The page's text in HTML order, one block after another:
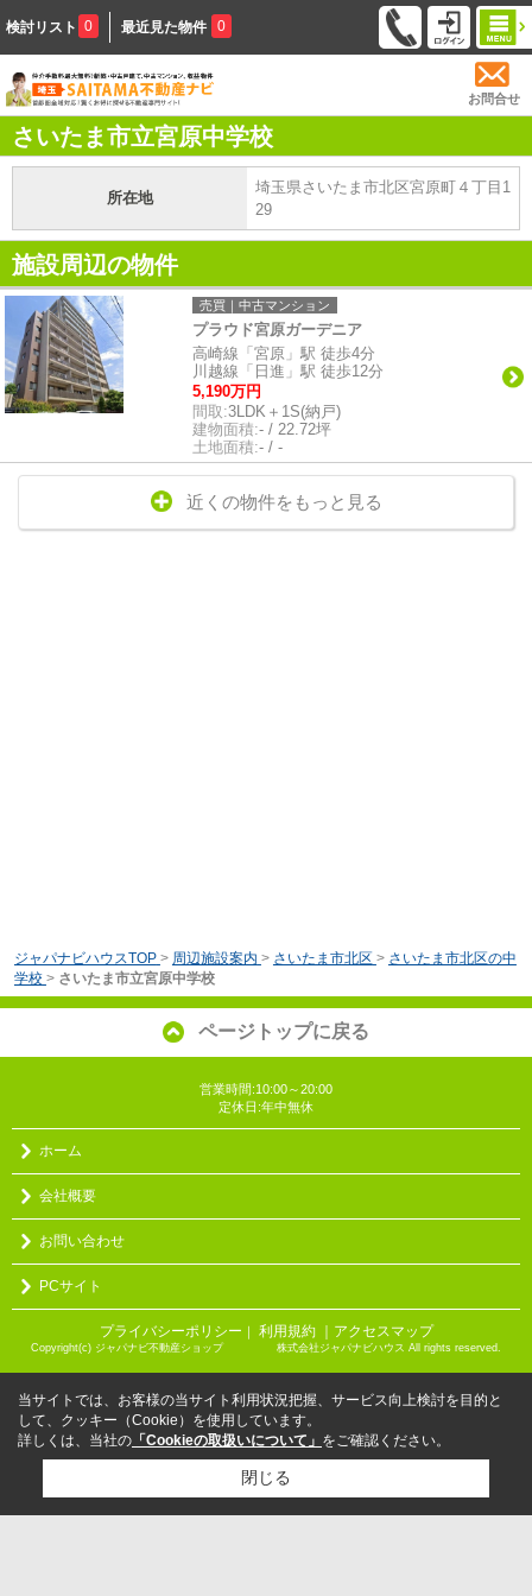
検討リスト 0 最近見た物件 0
お問合せ
さいたま市立宮原中学校
所在地
埼玉県さいたま市北区宮原町４丁目1
29
施設周辺の物件
売買｜中古マンション
プラウド宮原ガーデニア
高崎線「宮原」駅 徒歩4分
川越線「日進」駅 徒歩12分
5,190万円
間取:3LDK＋1S(納戸)
建物面積:- / 22.72坪
土地面積:- / -
近くの物件をもっと見る
ジャパナビハウスTOP > 周辺施設案内 > さいたま市北区 > さいたま市北区の中
学校 > さいたま市立宮原中学校
ページトップに戻る
営業時間:10:00～20:00
定休日:年中無休
ホーム
会社概要
お問い合わせ
PCサイト
プライバシーポリシー ｜ 利用規約 ｜アクセスマップ
Copyright(c) ジャパナビ不動産ショップ 株式会社ジャパナビハウス All rights reserved.
当サイトでは、お客様の当サイト利用状況把握、サービス向上検討を目的と
して、クッキー（Cookie）を使用しています。
詳しくは、当社の 「Cookieの取扱いについて」 をご確認ください。
閉じる